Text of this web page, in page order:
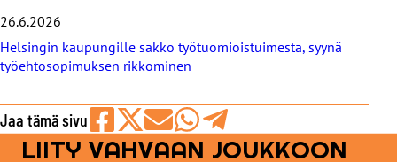
26.6.2026
Helsingin kaupungille sakko työtuomioistuimesta, syynä
työehtosopimuksen rikkominen
Jaa tämä sivu
Jaa
Jaa Jaa Jaa Jaa
LIITY VAHVAAN JOUKKOON